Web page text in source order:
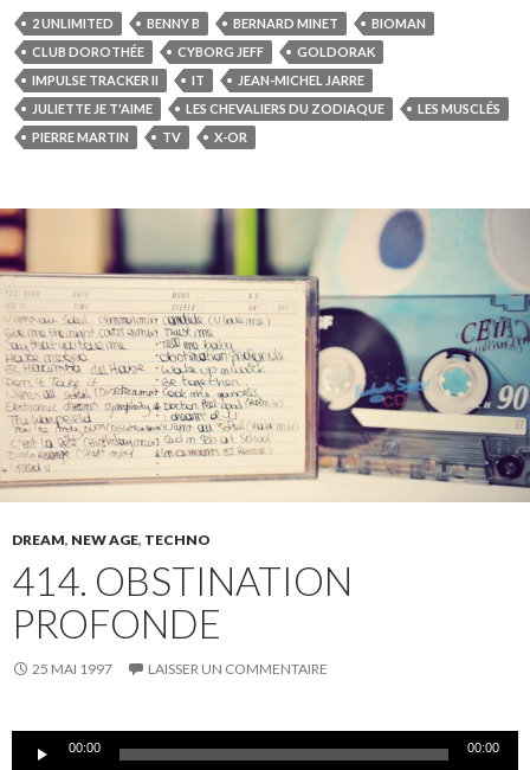
2 UNLIMITED BENNY B BERNARD MINET
BIOMAN
CLUB DOROTHÉE
CYBORG JEFF
GOLDORAK
IMPULSE TRACKER II
IT
JEAN-MICHEL JARRE
JULIETTE JE T'AIME
LES CHEVALIERS DU ZODIAQUE
LES MUSCLÉS
PIERRE MARTIN
TV X-OR
DREAM, NEW AGE, TECHNO
414. OBSTINATION
PROFONDE
25 MAI 1997 LAISSER UN COMMENTAIRE
Lecteur00:00 00:00